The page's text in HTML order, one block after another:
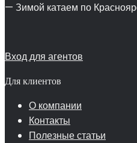
— Зимой катаем по
Вход для агентов
Для клиентов
О компании
Контакты
Полезные статьи